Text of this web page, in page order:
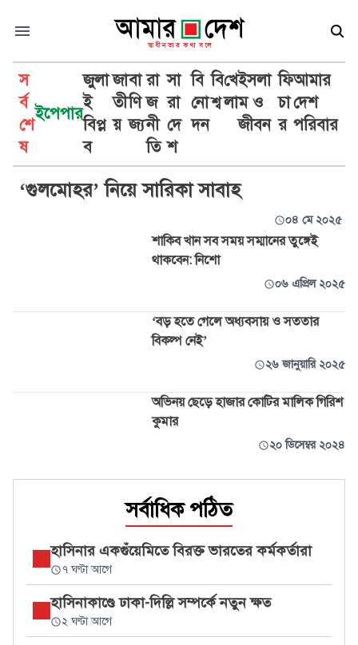
স
র্ব
শে
ষ
ইপেপার
জুলা
ই
বিপ্ল
ব
জা
তী
য়
বা
ণি
জ্য
রা
জ
নী
তি
সা
রা
দে
শ
বি
নো
দন
বি
শ্ব
খে
লা
ইসলা
ম ও
জীবন
ফি
চা
র
আমার
দেশ
পরিবার
অভিনয়
‘গুলমোহর’ নিয়ে সারিকা সাবাহ
০৪ মে ২০২৫
শাকিব খান সব সময় সম্মানের তুঙ্গেই
থাকবেন: নিশো
০৬ এপ্রিল ২০২৫
‘বড় হতে গেলে অধ্যবসায় ও সততার
বিকল্প নেই’
২৬ জানুয়ারি ২০২৫
অভিনয় ছেড়ে হাজার কোটির মালিক গিরিশ
কুমার
২০ ডিসেম্বর ২০২৪
সর্বাধিক পঠিত
হাসিনার একগুঁয়েমিতে বিরক্ত ভারতের কর্মকর্তারা
৭ ঘণ্টা আগে
হাসিনাকাণ্ডে ঢাকা-দিল্লি সম্পর্কে নতুন ক্ষত
২ ঘণ্টা আগে